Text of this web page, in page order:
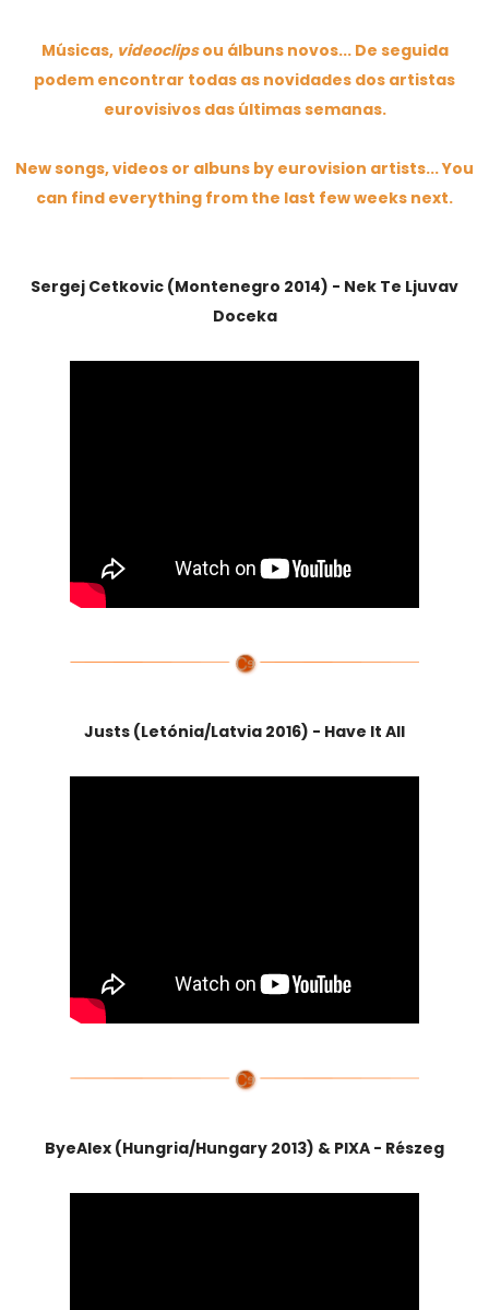
Músicas, videoclipsou álbuns novos... De seguida
podem encontrar todas as novidades dos artistas
eurovisivos das últimas semanas.
New songs, videos or albuns by eurovision artists... You
can find everything from the last few weeks next.
Sergej Cetkovic (Montenegro 2014) - Nek Te Ljuvav
Doceka
Justs (Letónia/Latvia 2016) - Have It All
ByeAlex (Hungria/Hungary 2013) & PIXA - Részeg